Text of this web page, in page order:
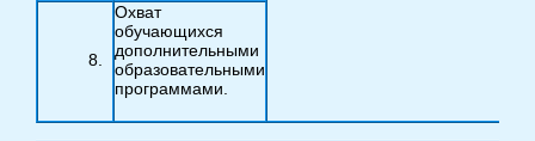
Охват
обучающихся
дополнительными
образовательными
программами.